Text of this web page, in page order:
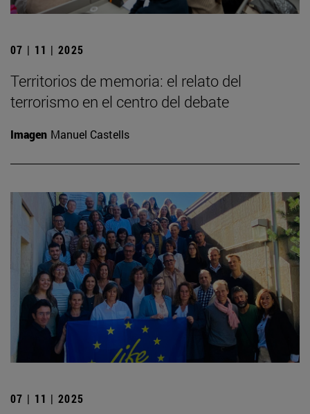
07 | 11 | 2025
Territorios de memoria: el relato del
terrorismo en el centro del debate
Imagen Manuel Castells
07 | 11 | 2025